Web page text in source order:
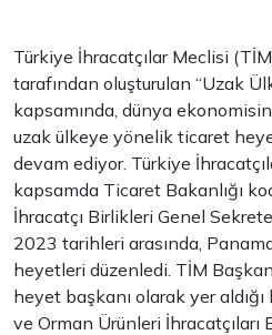
Türkiye İhracatçılar Meclisi
tarafından oluşturulan “Uzak
kapsamında, dünya
uzak ülkeye yönelik ticaret
devam ediyor. Türkiye
kapsamda Ticaret Bakanlığı
İhracatçı Birlikleri Genel
2023 tarihleri arasında,
heyetleri düzenledi. TİM
heyet başkanı olarak yer
ve Orman Ürünleri İhracatçıları